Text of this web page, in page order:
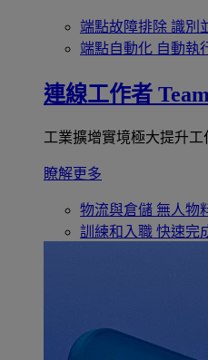
端點故障排除 識別
端點自動化 自動執
連線工作者
工業擴增實境極大提升工
瞭解更多
物流與倉儲 無人物
訓練和入職 快速完